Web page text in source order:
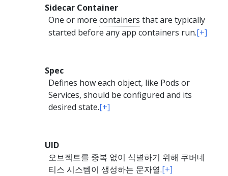
Sidecar Container
One or morecontainers that are typically
started before any app containers run.[+]
Spec
Defines how each object, like Pods or
Services, should be configured and its
desired state.[+]
UID
오브젝트를 중복 없이 식별하기 위해 쿠버네
티스 시스템이 생성하는 문자열.[+]